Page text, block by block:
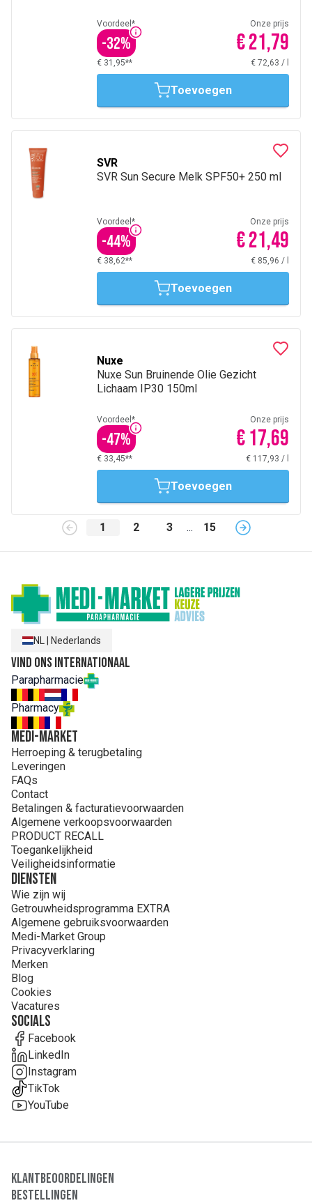
Voordeel*
-32%
Onze prijs
€ 21,79
€ 31,95** € 72,63 /
Toevoegen
SVR
SVR Sun Secure Melk SPF50+ 250 ml
Voordeel*
-44%
Onze prijs
€ 21,49
€ 38,62** € 85,96 /
Toevoegen
Nuxe
Nuxe Sun Bruinende Olie Gezicht
Lichaam IP30 150ml
Voordeel*
-47%
Onze prijs
€ 17,69
€ 33,45** € 117,93 /
Toevoegen
1 2 3 ... 15
NL Nederlands
Vind ons internationaal
Parapharmacie
Pharmacy
MEDI-MARKET
Herroeping & terugbetaling
Leveringen
FAQs
Contact
Betalingen & facturatievoorwaarden
Algemene verkoopsvoorwaarden
PRODUCT RECALL
Toegankelijkheid
Veiligheidsinformatie
Diensten
Wie zijn wij
Getrouwheidsprogramma EXTRA
Algemene gebruiksvoorwaarden
Medi-Market Group
Privacyverklaring
Merken
Blog
Cookies
Vacatures
Socials
Facebook
LinkedIn
Instagram
TikTok
YouTube
Klantbeoordelingen
Bestellingen